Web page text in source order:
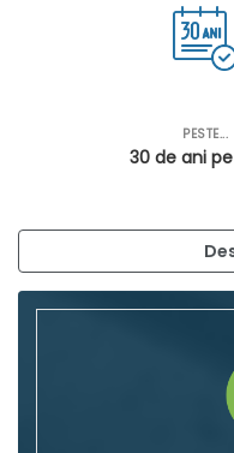
PESTE...
30 de ani